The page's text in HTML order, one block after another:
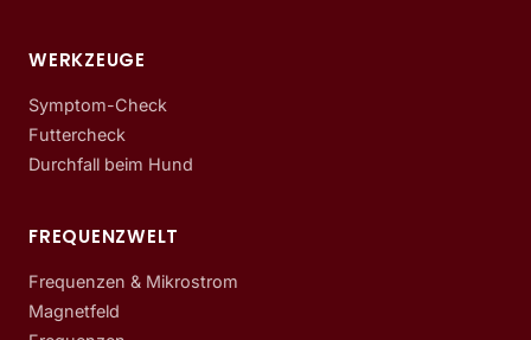
WERKZEUGE
Symptom-Check
Futtercheck
Durchfall beim Hund
FREQUENZWELT
Frequenzen & Mikrostrom
Magnetfeld